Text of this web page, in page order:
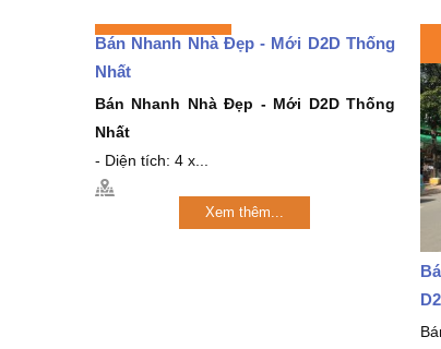
Bán Nhanh Nhà Đẹp - Mới D2D Thống
Nhất
Bán Nhanh Nhà Đẹp - Mới D2D Thống
Nhất
- Diện tích: 4 x...
Xem thêm...